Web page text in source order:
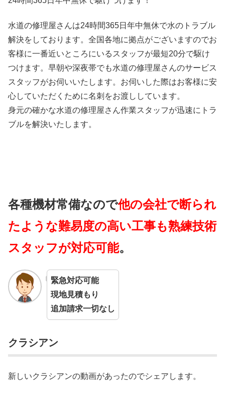
水道の修理屋さんは24時間365日年中無休で水のトラブル
解決をしております。全国各地に拠点がございますのでお
客様に一番近いところにいるスタッフが最短20分で駆け
つけます。早朝や深夜帯でも水道の修理屋さんのサービス
スタッフがお伺いいたします。お伺いした際はお客様に安
心していただくために名刺をお渡ししています。
身元の確かな水道の修理屋さん作業スタッフが迅速にトラ
ブルを解決いたします。
各種機材常備なので他の会社で断られ
たような難易度の高い工事も熟練技術
スタッフが対応可能。
緊急対応可能
現地見積もり
追加請求一切なし
クラシアン
新しいクラシアンの動画があったのでシェアします。